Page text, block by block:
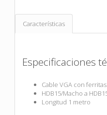
Características
Especificaciones
Cable VGA con ferritas
HDB15/Macho a
Longitud 1 metro